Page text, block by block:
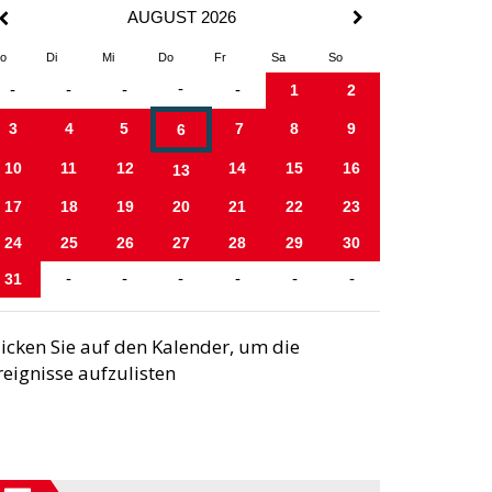
AUGUST 2026
Di Mi Do Fr Sa So
- - - - - 1 2
3 4 5 6 7 8 9
10 11 12 13 14 15 16
17 18 19 20 21 22 23
24 25 26 27 28 29 30
31 - - - - - -
Sie auf den Kalender, um die
aufzulisten